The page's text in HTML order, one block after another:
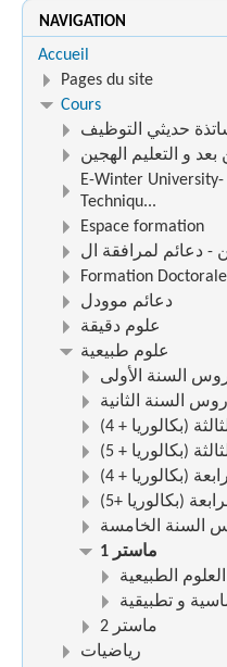
NAVIGATION
Accueil
Pages du site
Cours
حديثي التوظيف
و التعليم الهجين
E-Winter
Techniqu...
Espace formation
Formation
دعائم موودل
علوم دقيقة
علوم طبيعية
السنة الأولى
السنة الثانية
+ 4
+ 5
(بكالوريا + 4
(بكالوريا +5
السنة الخامسة
ماستر 1
الطبيعية
و تطبيقية
ماستر 2
رياضيات